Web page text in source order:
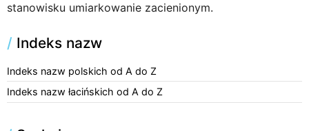
stanowisku umiarkowanie zacienionym.
/ Indeks nazw
Indeks nazw polskich od A do Z
Indeks nazw łacińskich od A do Z